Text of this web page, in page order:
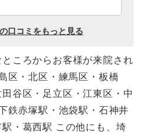
ころからお客様が来院され
区・北区・練馬区・板橋
谷区・足立区・江東区・中
鉄赤塚駅・池袋駅・石神井
・葛西駅 この他にも、埼